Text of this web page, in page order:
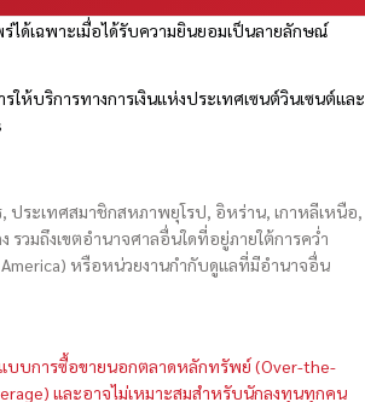
ได้เฉพาะเมื่อได้รับความยินยอมเป็นลายลักษณ์
ห้บริการทางการเงินแห่งประเทศเซนต์วินเซนต์และ
ประเทศสมาชิกสหภาพยุโรป, อิหร่าน, เกาหลีเหนือ,
รวมถึงเขตอำนาจศาลอื่นใดที่อยู่ภายใต้การคว่ำ
หรือหน่วยงานกำกับดูแลที่มีอำนาจอื่น
แบบการซื้อขายนอกตลาดหลักทรัพย์ (Over-the-
และอาจไม่เหมาะสมสำหรับนักลงทุนทุกคน